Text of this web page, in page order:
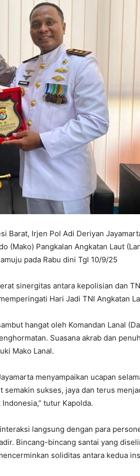
Barat, Irjen Pol Adi Deriyan
(Mako) Pangkalan Angkatan Laut
pada Rabu dini Tgl 10/9/25
sinergitas antara kepolisian dan
Hari Jadi TNI Angkatan
hangat oleh Komandan Lanal
Suasana akrab dan penuh
Mako Lanal.
menyampaikan ucapan
semakin sukses, jaya dan terus
tutur Kapolda.
langsung dengan para
Bincang-bincang santai yang
soliditas antara kedua